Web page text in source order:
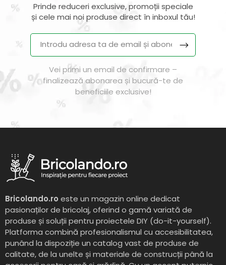
Prinde reduceri exclusive, promoții speciale
și cele mai noi produse direct în inboxul tău!
Vei primi un email de confirmare –
finalizează abonarea și bucură-te de
beneficiile exclusive!
Bricolando.ro este un magazin online dedicat
pasionaților de bricolaj, oferind o gamă variată de
produse și soluții pentru proiectele DIY (do-it-yourself).
Platforma combină profesionalismul cu accesibilitatea,
punând la dispoziție un catalog vast de produse de
calitate, de la unelte și materiale de construcții până la